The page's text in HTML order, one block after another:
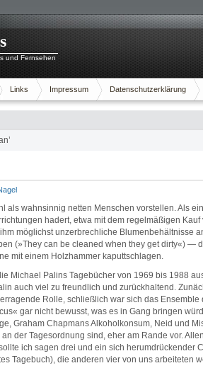
und Fernsehen
Links Impressum Datenschutzerklärung
als wahnsinnig netten Menschen vorstellen. Als
hadert, etwa mit dem regelmäßigen Kauf
möglichst unzerbrechliche Blumenbehältnisse
(»They can be cleaned when they get dirty«) —
mit einem Holzhammer kaputtschlagen.
Michael Palins Tagebücher von 1969 bis 1988
auch viel zu freundlich und zurückhaltend.
Rolle, schließlich war sich das Ensemble
gar nicht bewusst, was es in Gang bringen
Graham Chapmans Alkoholkonsum, Neid und
der Tagesordnung sind, eher am Rande vor.
ich sagen drei und ein sich herumdrückender
Tagebuch), die anderen vier von uns arbeiteten